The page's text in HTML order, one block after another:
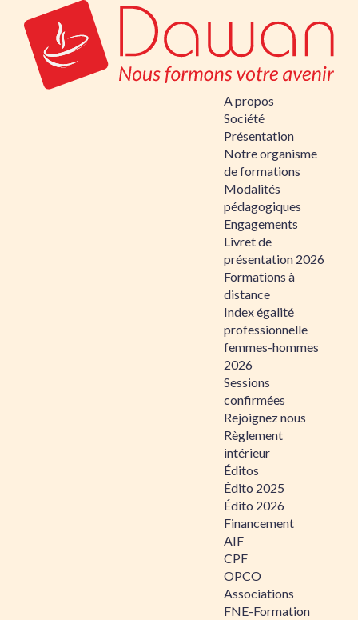
A propos
Société
Présentation
Notre organisme
de formations
Modalités
pédagogiques
Engagements
Livret de
présentation 2026
Formations à
distance
Index égalité
professionnelle
femmes-hommes
2026
Sessions
confirmées
Rejoignez nous
Règlement
intérieur
Éditos
Édito 2025
Édito 2026
Financement
AIF
CPF
OPCO
Associations
FNE-Formation